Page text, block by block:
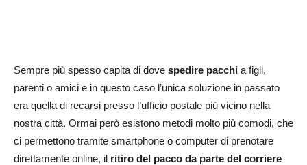
Sempre più spesso capita di dove spedire pacchi a figli,
parenti o amici e in questo caso l’unica soluzione in passato
era quella di recarsi presso l’ufficio postale più vicino nella
nostra città. Ormai però esistono metodi molto più comodi, che
ci permettono tramite smartphone o computer di prenotare
direttamente online, il ritiro del pacco da parte del corriere